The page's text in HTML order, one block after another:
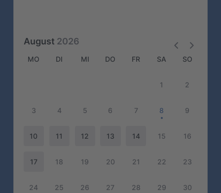
August 2026
MO DI MI DO FR SA SO
1 2
3 4 5 6 7 8 9
10 11 12 13 14 15 16
17 18 19 20 21 22 23
24 25 26 27 28 29 30